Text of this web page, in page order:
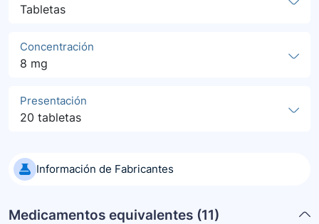
Tabletas
Concentración
8 mg
Presentación
20 tabletas
Información de Fabricantes
Medicamentos equivalentes (11)